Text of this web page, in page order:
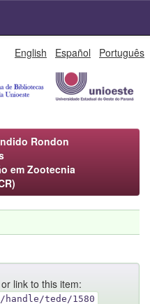
English Español Português
Rondon
em Zootecnia
link to this item:
tede/1580